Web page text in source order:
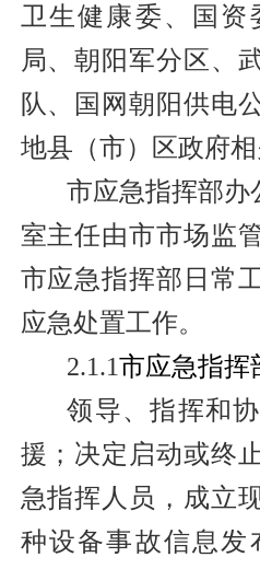
卫生健康委、国
局、朝阳军分区、
队、国网朝阳供电
地县（市）区政府
市应急指挥部办
室主任由市市场监
市应急指挥部日常
应急处置工作。
2.1.1市应急指挥
领导、指挥和
援；决定启动或终
急指挥人员，成立
种设备事故信息发